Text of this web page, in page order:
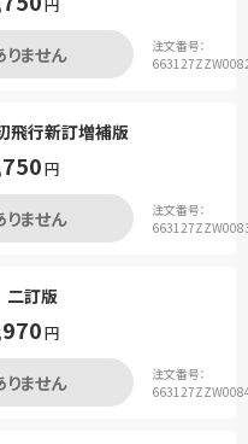
ません
注文番号：
飛行新訂増補版
円
ません
注文番号：
二訂版
円
ません
注文番号：